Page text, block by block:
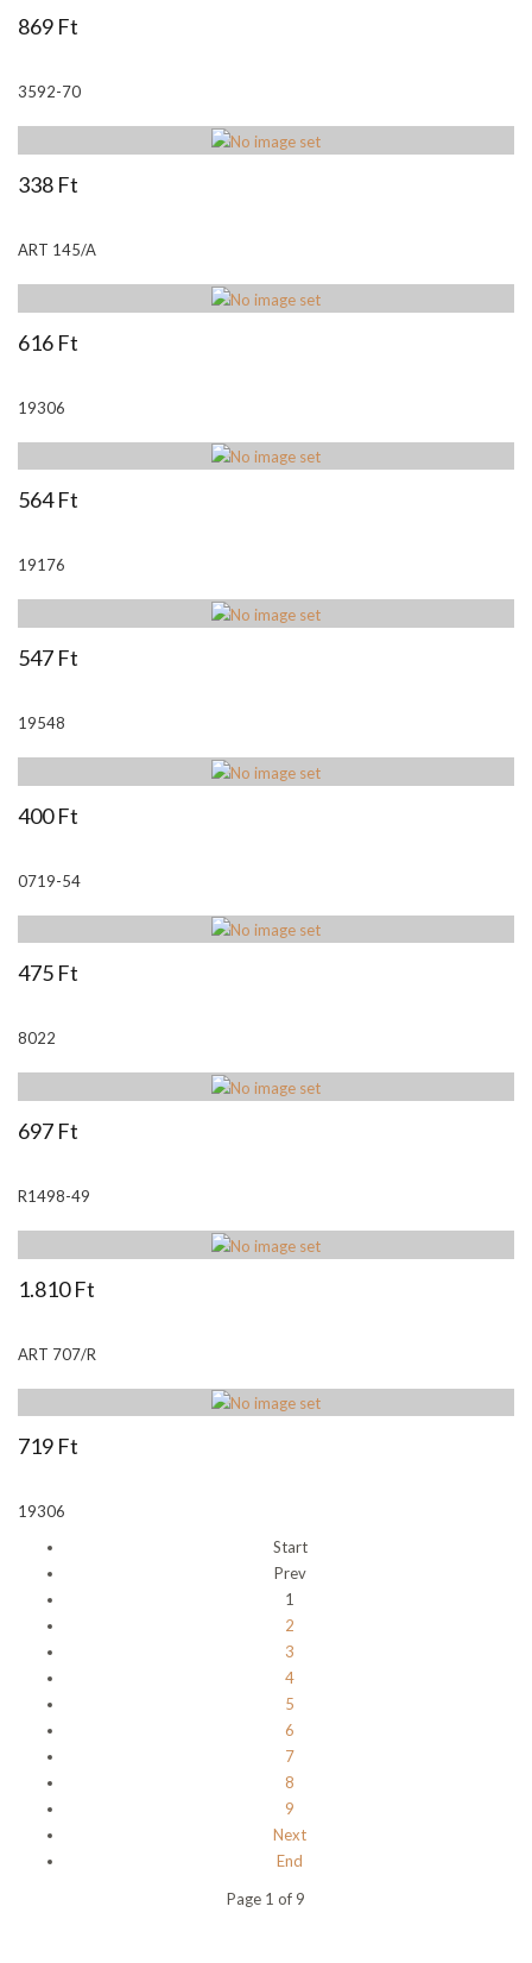
869 Ft
3592-70
338 Ft
ART 145/A
616 Ft
19306
564 Ft
19176
547 Ft
19548
400 Ft
0719-54
475 Ft
8022
697 Ft
R1498-49
1.810 Ft
ART 707/R
719 Ft
19306
Start
Prev
1
2
3
4
5
6
7
8
9
Next
End
Page 1 of 9